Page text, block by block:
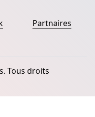
Partnaires
Tous droits